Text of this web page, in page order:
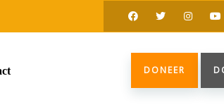
DONEER